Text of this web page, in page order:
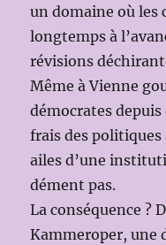
un domaine où les
longtemps à
révisions
Même à Vienne
démocrates
frais des politiques
ailes d’une
dément pas.
La conséquence ?
Kammeroper, une